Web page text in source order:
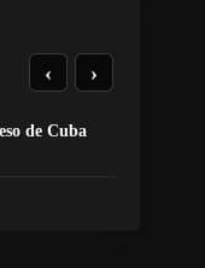
de Cuba
‹ ›